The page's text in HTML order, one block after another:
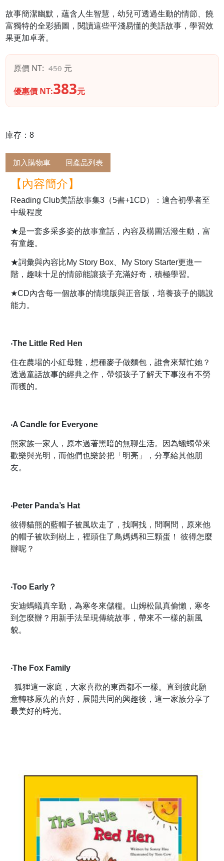
故事簡潔幽默，蘊含人生智慧，幼兒可透過生動的情節、饒
富獨特的全彩插圖，閱讀這些平淺易懂的美語故事，學習效
果更加卓著。
原價 NT: 450元
優惠價 NT:383元
庫存：8
加入購物車 回產品列表
【內容簡介】
Reading Club美語故事集3（5書+1CD）：適合初學者至
中級程度
★是一套多采多姿的故事童話，內容及構圖活潑生動，富
有童趣。
★詞彙與內容比My Story Box、My Story Starter更進一
階，趣味十足的情節能讓孩子充滿好奇，積極學習。
★CD內含每一個故事的情境版與正音版，培養孩子的聽說
能力。
‧The Little Red Hen
住在農場的小紅母雞，想種麥子做麵包，誰會來幫忙她？
透過童話故事的經典之作，帶領孩子了解天下事沒有不勞
而獲的。
‧A Candle for Everyone
熊家族一家人，原本過著黑暗的無聊生活。因為蠟蠋帶來
歡樂與光明，而他們也樂於把「明亮」，分享給其他朋
友。
‧Peter Panda’s Hat
彼得貓熊的藍帽子被風吹走了，找啊找，問啊問，原來他
的帽子被吹到樹上，裡頭住了鳥媽媽和三顆蛋！ 彼得怎麼
辦呢？
‧Too Early？
安迪螞蟻真辛勤，為寒冬來儲糧。山姆松鼠真偷懶，寒冬
到怎麼辦？用新手法呈現傳統故事，帶來不一樣的新風
貌。
‧The Fox Family
狐狸這一家庭，大家喜歡的東西都不一樣。直到彼此願
意轉移原先的喜好，展開共同的興趣後，這一家族分享了
最美好的時光。